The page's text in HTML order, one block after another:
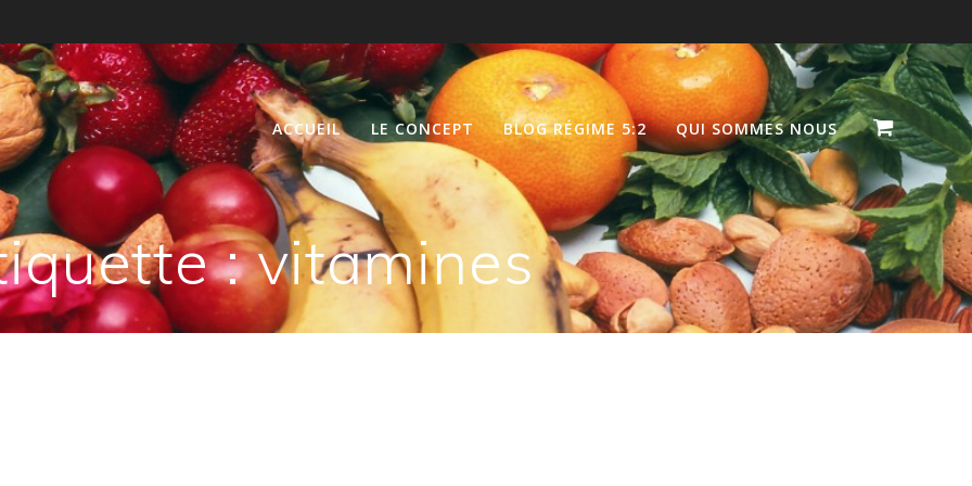
ACCUEIL LE CONCEPT BLOG RÉGIME 5:2 QUI SOMMES NOUS
:vitamines